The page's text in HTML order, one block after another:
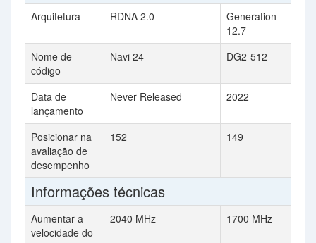
Arquitetura RDNA 2.0
Generation
12.7
Nome de
código
Navi 24 DG2-512
Data de
lançamento
Never Released 2022
Posicionar na
avaliação de
desempenho
152 149
Informações técnicas
Aumentar a
velocidade do
2040 MHz 1700 MHz